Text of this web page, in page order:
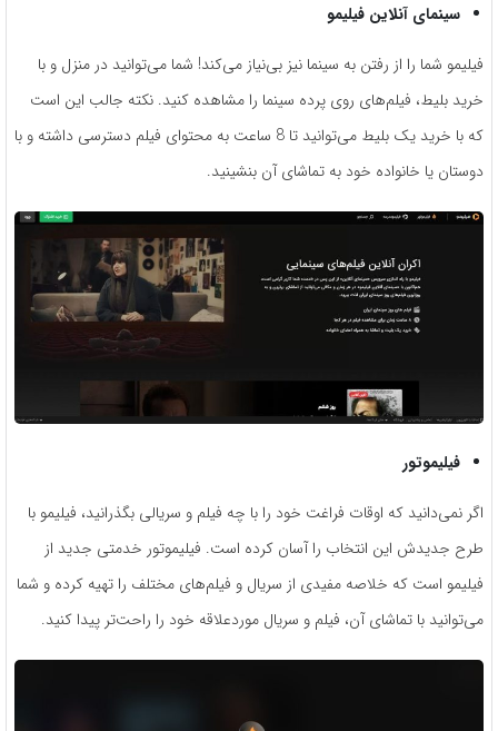
سینمای آنلاین فیلیمو
فیلیمو شما را از رفتن به سینما نیز بی‌نیاز می‌کند! شما می‌توانید در منزل و با
خرید بلیط، فیلم‌های روی پرده سینما را مشاهده کنید. نکته جالب این است
که با خرید یک بلیط می‌توانید تا 8 ساعت به محتوای فیلم دسترسی داشته و با
دوستان یا خانواده خود به تماشای آن بنشینید.
فیلیموتور
اگر نمی‌دانید که اوقات فراغت خود را با چه فیلم و سریالی بگذرانید، فیلیمو با
طرح جدیدش این انتخاب را آسان کرده است. فیلیموتور خدمتی جدید از
فیلیمو است که خلاصه مفیدی از سریال و فیلم‌های مختلف را تهیه کرده و شما
می‌توانید با تماشای آن، فیلم و سریال موردعلاقه خود را راحت‌تر پیدا کنید.